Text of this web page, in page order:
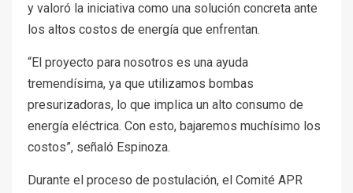
y valoró la iniciativa como una solución concreta ante
los altos costos de energía que enfrentan.
“El proyecto para nosotros es una ayuda
tremendísima, ya que utilizamos bombas
presurizadoras, lo que implica un alto consumo de
energía eléctrica. Con esto, bajaremos muchísimo los
costos”, señaló Espinoza.
Durante el proceso de postulación, el Comité APR